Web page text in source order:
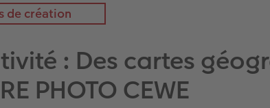
de création
: Des cartes
PHOTO CEWE